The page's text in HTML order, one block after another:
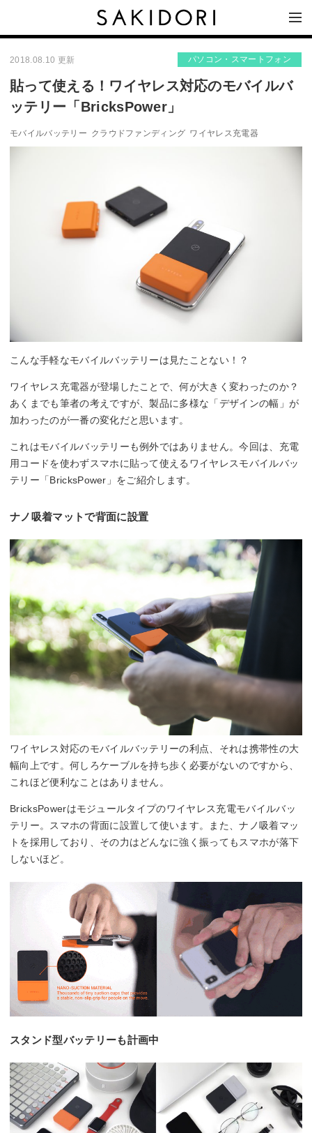
2018.08.10 更新 パソコン・スマートフォン
貼って使える！ワイヤレス対応のモバイルバ
ッテリー「BricksPower」
モバイルバッテリー クラウドファンディング ワイヤレス充電器
こんな手軽なモバイルバッテリーは見たことない！？
ワイヤレス充電器が登場したことで、何が大きく変わったのか？
あくまでも筆者の考えですが、製品に多様な「デザインの幅」が
加わったのが一番の変化だと思います。
これはモバイルバッテリーも例外ではありません。今回は、充電
用コードを使わずスマホに貼って使えるワイヤレスモバイルバッ
テリー「BricksPower」をご紹介します。
ナノ吸着マットで背面に設置
ワイヤレス対応のモバイルバッテリーの利点、それは携帯性の大
幅向上です。何しろケーブルを持ち歩く必要がないのですから、
これほど便利なことはありません。
BricksPowerはモジュールタイプのワイヤレス充電モバイルバッ
テリー。スマホの背面に設置して使います。また、ナノ吸着マッ
トを採用しており、その力はどんなに強く振ってもスマホが落下
しないほど。
スタンド型バッテリーも計画中